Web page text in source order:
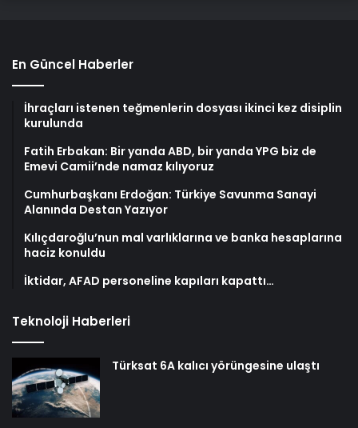
En Güncel Haberler
İhraçları istenen teğmenlerin dosyası ikinci kez disiplin
kurulunda
Fatih Erbakan: Bir yanda ABD, bir yanda YPG biz de
Emevi Camii’nde namaz kılıyoruz
Cumhurbaşkanı Erdoğan: Türkiye Savunma Sanayi
Alanında Destan Yazıyor
Kılıçdaroğlu’nun mal varlıklarına ve banka hesaplarına
haciz konuldu
İktidar, AFAD personeline kapıları kapattı…
Teknoloji Haberleri
Türksat 6A kalıcı yörüngesine ulaştı